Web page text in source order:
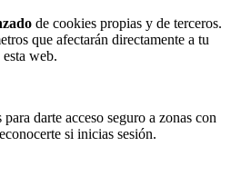
de cookies propias y de terceros.
que afectarán directamente a tu
web.
darte acceso seguro a zonas con
si inicias sesión.